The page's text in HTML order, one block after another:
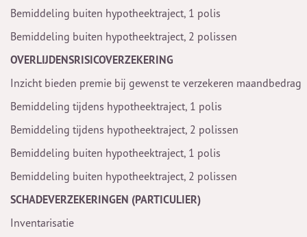
Bemiddeling buiten hypotheektraject, 1 polis
Bemiddeling buiten hypotheektraject, 2 polissen
OVERLIJDENSRISICOVERZEKERING
Inzicht bieden premie bij gewenst te verzekeren maandbedrag
Bemiddeling tijdens hypotheektraject, 1 polis
Bemiddeling tijdens hypotheektraject, 2 polissen
Bemiddeling buiten hypotheektraject, 1 polis
Bemiddeling buiten hypotheektraject, 2 polissen
SCHADEVERZEKERINGEN (PARTICULIER)
Inventarisatie